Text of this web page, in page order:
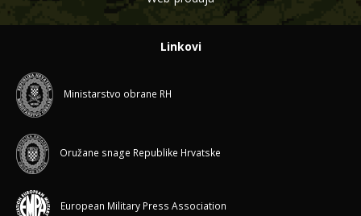
Linkovi
Ministarstvo obrane RH
Oružane snage Republike Hrvatske
European Military Press Association